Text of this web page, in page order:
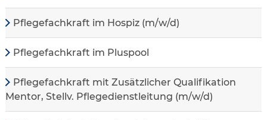
Pflegefachkraft im Hospiz (m/w/d)
Pflegefachkraft im Pluspool
Pflegefachkraft mit Zusätzlicher Qualifikation
Mentor, Stellv. Pflegedienstleitung (m/w/d)